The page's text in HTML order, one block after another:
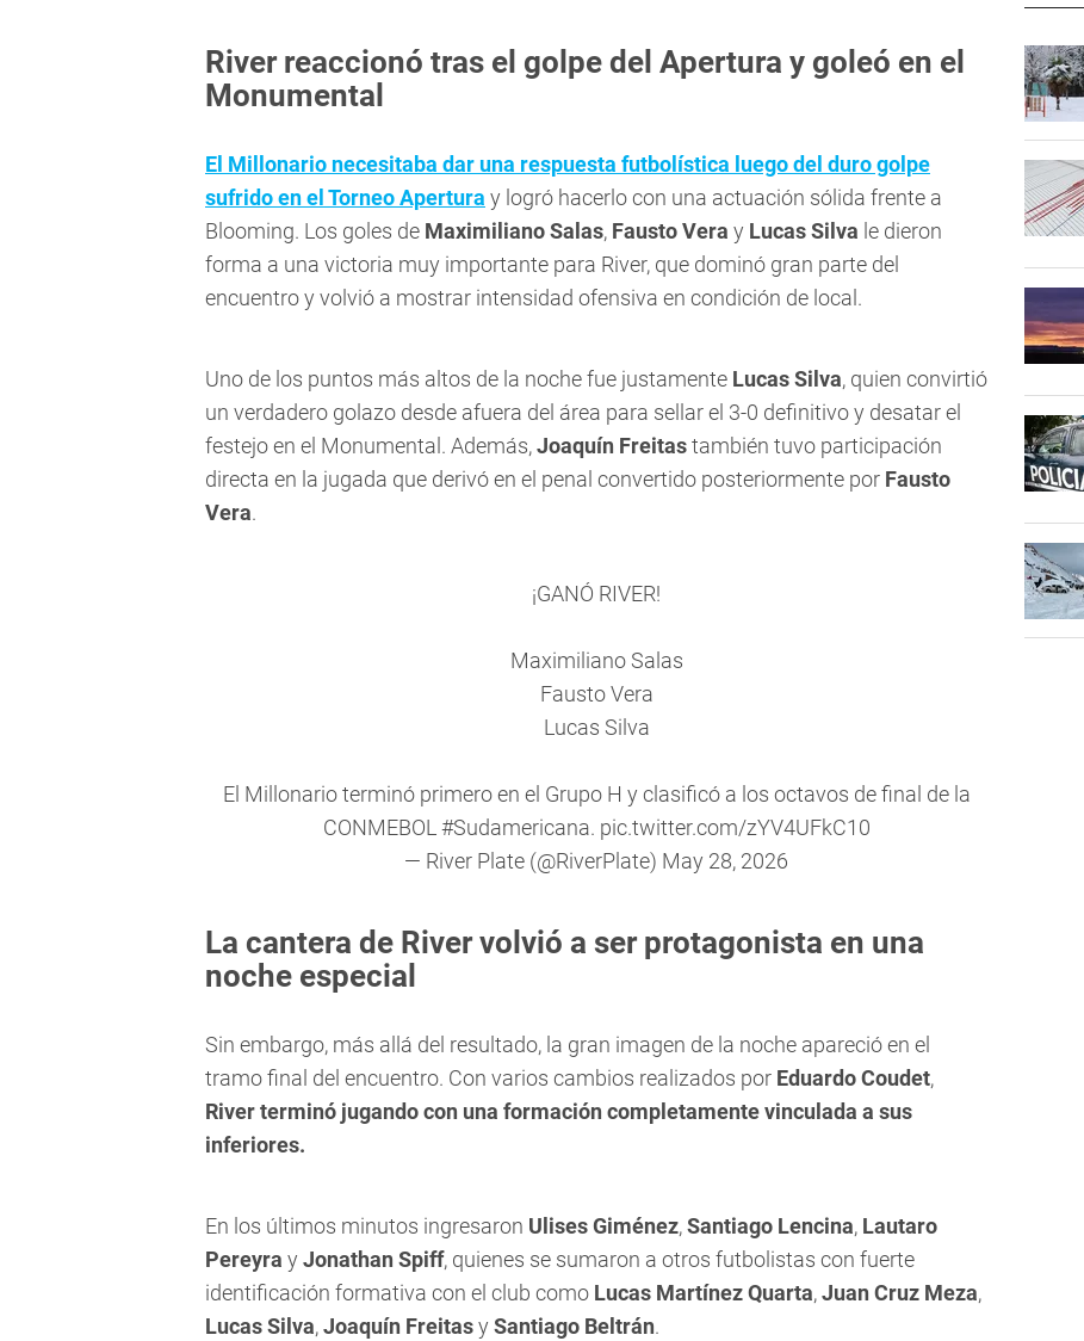
River reaccionó tras el golpe del Apertura y goleó en el
Monumental
El Millonario necesitaba dar una respuesta futbolística luego del duro golpe
sufrido en el Torneo Apertura y logró hacerlo con una actuación sólida frente a
Blooming. Los goles de Maximiliano Salas, Fausto Vera y Lucas Silva le dieron
forma a una victoria muy importante para River, que dominó gran parte del
encuentro y volvió a mostrar intensidad ofensiva en condición de local.
Uno de los puntos más altos de la noche fue justamente Lucas Silva, quien convirtió
un verdadero golazo desde afuera del área para sellar el 3-0 definitivo y desatar el
festejo en el Monumental. Además,Joaquín Freitastambién tuvo participación
directa en la jugada que derivó en el penal convertido posteriormente por Fausto
Vera.
¡GANÓ RIVER!
Maximiliano Salas
Fausto Vera
Lucas Silva
El Millonario terminó primero en el Grupo H y clasificó a los octavos de final de la
CONMEBOL #Sudamericana. pic.twitter.com/zYV4UFkC10
— River Plate (@RiverPlate) May 28, 2026
La cantera de River volvió a ser protagonista en una
noche especial
Sin embargo, más allá del resultado, la gran imagen de la noche apareció en el
tramo final del encuentro. Con varios cambios realizados por Eduardo Coudet,
River terminó jugando con una formación completamente vinculada a sus
inferiores.
En los últimos minutos ingresaron Ulises Giménez,Santiago Lencina, Lautaro
Pereyra y Jonathan Spiff, quienes se sumaron a otros futbolistas con fuerte
identificación formativa con el club como Lucas Martínez Quarta,Juan Cruz Meza,
Lucas Silva,Joaquín Freitasy Santiago Beltrán.